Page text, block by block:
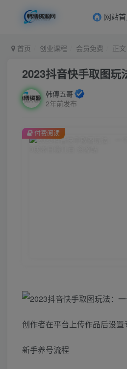
网站
首页 创业课程 会员免费 正文
2023抖音快手取图玩
韩傅五哥
2年前发布
付费阅读
创作者在平台上传作品后设
新手养号流程